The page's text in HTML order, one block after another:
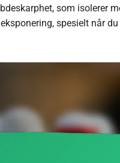
som isolerer
spesielt når